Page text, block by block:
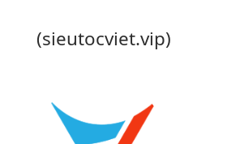
(sieutocviet.vip)